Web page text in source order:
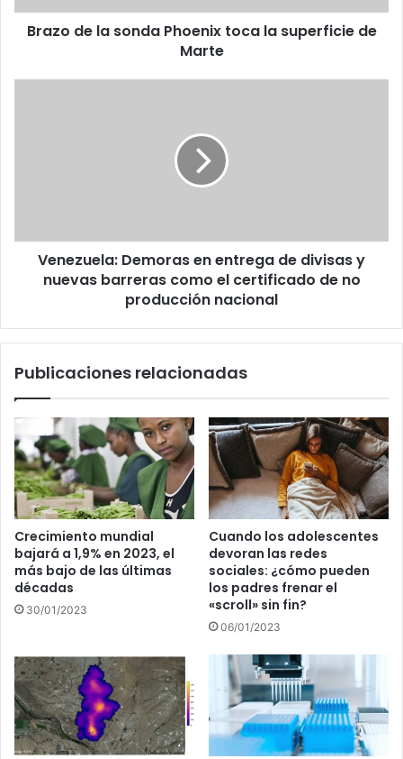
de
Marte
Brazo de la sonda Phoenix toca la superficie de
Marte
barreras
como
no
nacional
Venezuela: Demoras en entrega de divisas y
nuevas barreras como el certificado de no
producción nacional
Publicaciones relacionadas
Crecimiento mundial
bajará a 1,9% en 2023, el
más bajo de las últimas
décadas
30/01/2023
Cuando los adolescentes
devoran las redes
sociales: ¿cómo pueden
los padres frenar el
«scroll» sin fin?
06/01/2023